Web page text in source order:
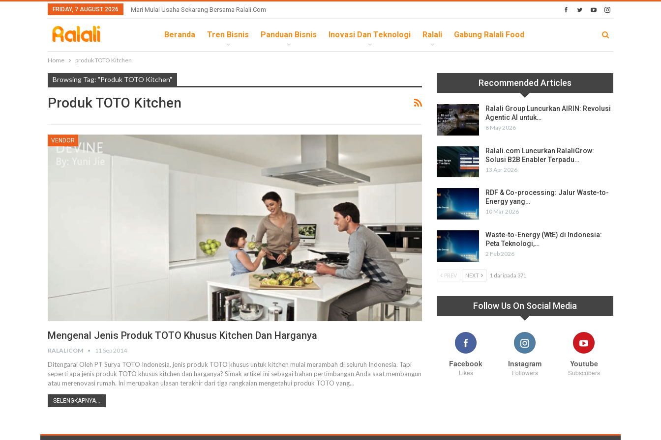
FRIDAY, 7 AUGUST 2026 Mari Mulai Usaha Sekarang Bersama Ralali.com
Beranda Tren Bisnis Panduan Bisnis Inovasi Dan Teknologi Ralali Gabung Ralali Food
Home produk TOTO Kitchen
Browsing Tag: "produk TOTO Kitchen"
Produk TOTO Kitchen
VENDOR
Mengenal Jenis Produk TOTO Khusus Kitchen Dan Harganya
RALALICOM 11 Sep 2014
Ditengarai Oleh PT Surya TOTO Indonesia, jenis produk TOTO khusus untuk kitchen mulai merambah di seluruh Indonesia. Tapi
seperti apa jenis produk TOTO khusus kitchen dan harganya? Simak artikel ini sebagai bahan pertimbangan Anda saat membangun
atau merenovasi rumah. Ini merupakan ulasan terakhir dari tiga rangkaian mengetahui produk TOTO yang…
SELENGKAPNYA...
Recommended Articles
Ralali Group Luncurkan AIRIN: Revolusi
Agentic AI untuk…
8 May 2026
Ralali.com Luncurkan RalaliGrow:
Solusi B2B Enabler Terpadu…
13 Apr 2026
RDF & Co-processing: Jalur Waste-to-
Energy yang…
10 Mar 2026
Waste-to-Energy (WtE) di Indonesia:
Peta Teknologi,…
2 Feb 2026
PREV NEXT 1 daripada 371
Follow Us On Social Media
Facebook
Likes
Instagram
Followers
Youtube
Subscribers